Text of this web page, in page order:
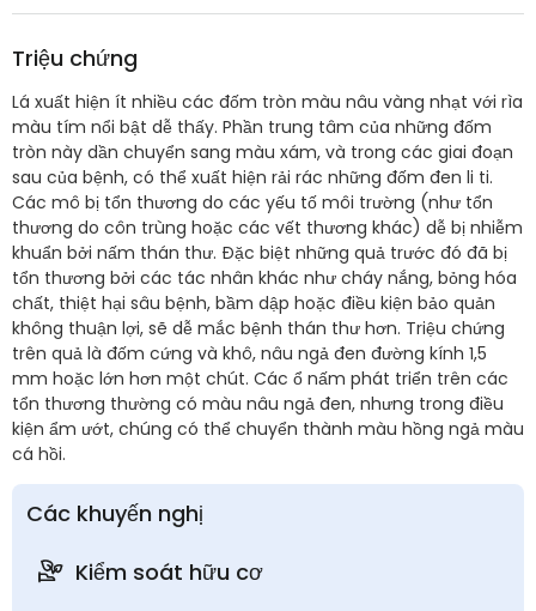
Triệu chứng
Lá xuất hiện ít nhiều các đốm tròn màu nâu vàng nhạt với rìa
màu tím nổi bật dễ thấy. Phần trung tâm của những đốm
tròn này dần chuyển sang màu xám, và trong các giai đoạn
sau của bệnh, có thể xuất hiện rải rác những đốm đen li ti.
Các mô bị tổn thương do các yếu tố môi trường (như tổn
thương do côn trùng hoặc các vết thương khác) dễ bị nhiễm
khuẩn bởi nấm thán thư. Đặc biệt những quả trước đó đã bị
tổn thương bởi các tác nhân khác như cháy nắng, bỏng hóa
chất, thiệt hại sâu bệnh, bầm dập hoặc điều kiện bảo quản
không thuận lợi, sẽ dễ mắc bệnh thán thư hơn. Triệu chứng
trên quả là đốm cứng và khô, nâu ngả đen đường kính 1,5
mm hoặc lớn hơn một chút. Các ổ nấm phát triển trên các
tổn thương thường có màu nâu ngả đen, nhưng trong điều
kiện ẩm ướt, chúng có thể chuyển thành màu hồng ngả màu
cá hồi.
Các khuyến nghị
Kiểm soát hữu cơ